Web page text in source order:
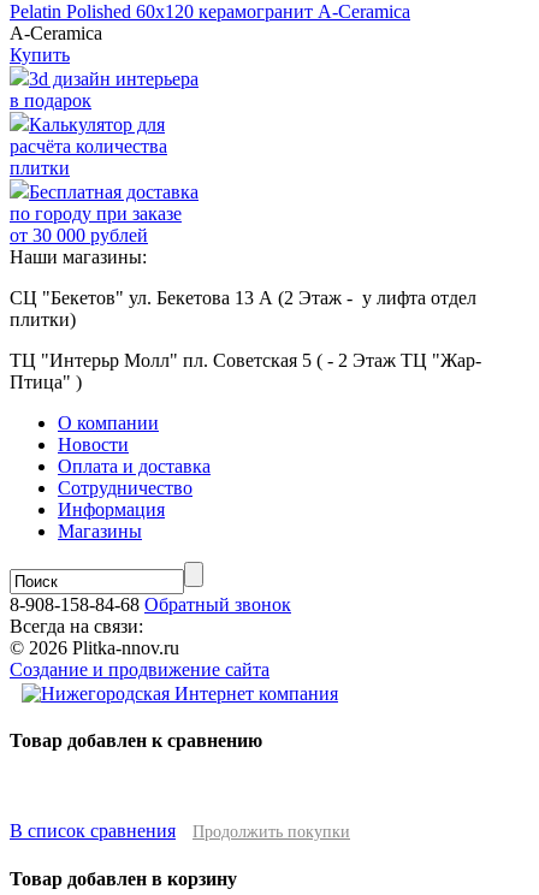
Pelatin Polished 60х120 керамогранит A-Ceramica
A-Ceramica
Купить
3d дизайн интерьера
в подарок
Калькулятор для
расчёта количества
плитки
Бесплатная доставка
по городу при заказе
от 30 000 рублей
Наши магазины:
СЦ "Бекетов" ул. Бекетова 13 А (2 Этаж - у лифта отдел
плитки)
ТЦ "Интерьр Молл" пл. Советская 5 ( - 2 Этаж ТЦ "Жар-
Птица" )
О компании
Новости
Оплата и доставка
Сотрудничество
Информация
Магазины
8-908-158-84-68 Обратный звонок
Всегда на связи:
© 2026 Plitka-nnov.ru
Создание и продвижение сайта
Товар добавлен к сравнению
В список сравнения Продолжить покупки
Товар добавлен в корзину